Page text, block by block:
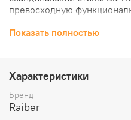
превосходную
индивидуальность и
Полотенцедержатель
80004 в отделке хром
высококачественное
ванной комнате
Показать полностью
Характеристики
Бренд
Raiber